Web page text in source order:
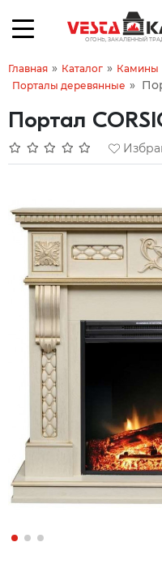
Главная » Каталог » Камины
Порталы деревянные »
Портал